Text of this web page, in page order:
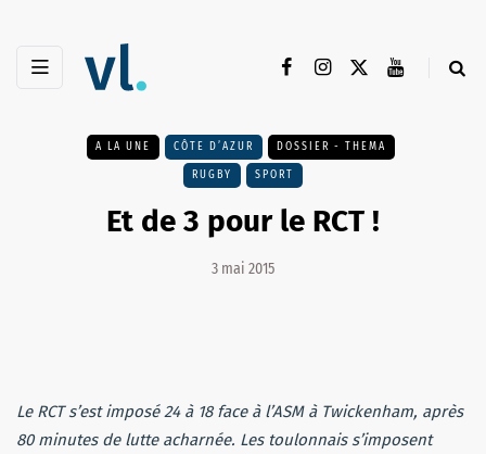
A LA UNE CÔTE D’AZUR DOSSIER - THEMA
RUGBY SPORT
Et de 3 pour le RCT !
3 mai 2015
Le RCT s’est imposé 24 à 18 face à l’ASM à Twickenham, après
80 minutes de lutte acharnée. Les toulonnais s’imposent